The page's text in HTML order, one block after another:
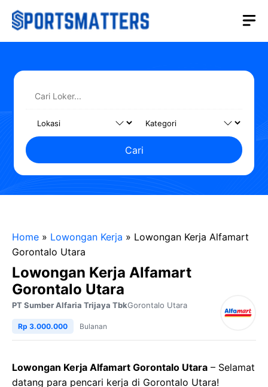
Langsung
Cari
Home » Lowongan Kerja » Lowongan Kerja Alfamart
Gorontalo Utara
Lowongan Kerja Alfamart
Gorontalo Utara
PT Sumber Alfaria Trijaya TbkGorontalo Utara
Rp 3.000.000 Bulanan
Lowongan Kerja Alfamart Gorontalo Utara – Selamat
datang para pencari kerja di Gorontalo Utara!